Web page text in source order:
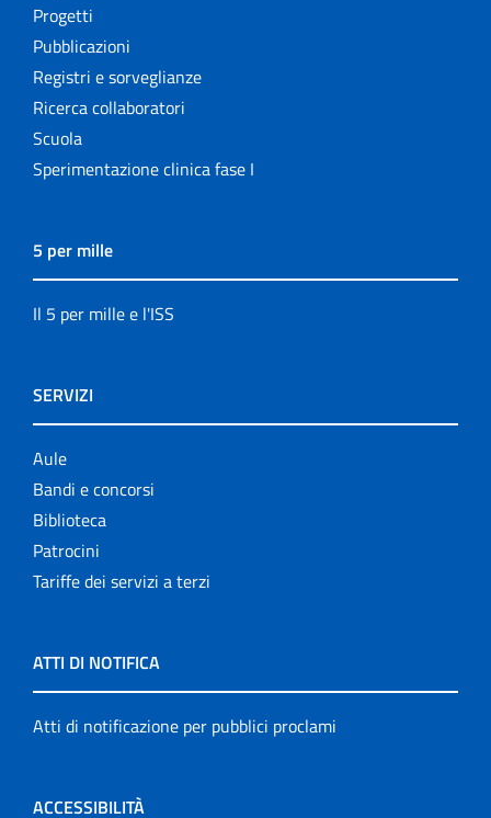
Progetti
Pubblicazioni
Registri e sorveglianze
Ricerca collaboratori
Scuola
Sperimentazione clinica fase I
5 per mille
Il 5 per mille e l'ISS
SERVIZI
Aule
Bandi e concorsi
Biblioteca
Patrocini
Tariffe dei servizi a terzi
ATTI DI NOTIFICA
Atti di notificazione per pubblici proclami
ACCESSIBILITÀ